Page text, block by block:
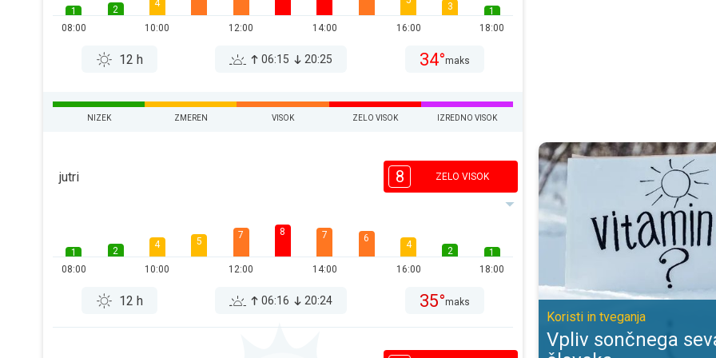
1
08:00
2
4
10:00 12:00 14:00 16:00
3
1
18:00
12 h 06:15 20:25 34°maks
NIZEK ZMEREN VISOK ZELO VISOK IZREDNO VISOK
jutri 8 ZELO VISOK
1
08:00
2
4
10:00
5
7
12:00
8 7
14:00
6
4
16:00
2
1
18:00
12 h 06:16 20:24 35°maks
Vpliv sončnega sevanja na
Koristi in tveganja
Vpliv sončnega